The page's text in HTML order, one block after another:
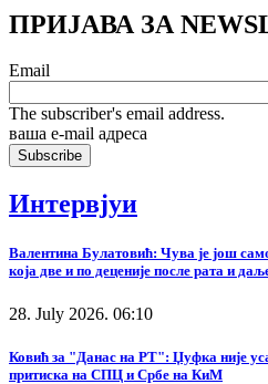
ПРИЈАВА ЗА
Email
The subscriber's email address.
ваша е-mail адреса
Интервјуи
Валентина Булатовић: Чува је још
која две и по деценије после рата и
28. July 2026. 06:10
Ковић за "Данас на РТ": Џуфка није
притиска на СПЦ и Србе на КиМ